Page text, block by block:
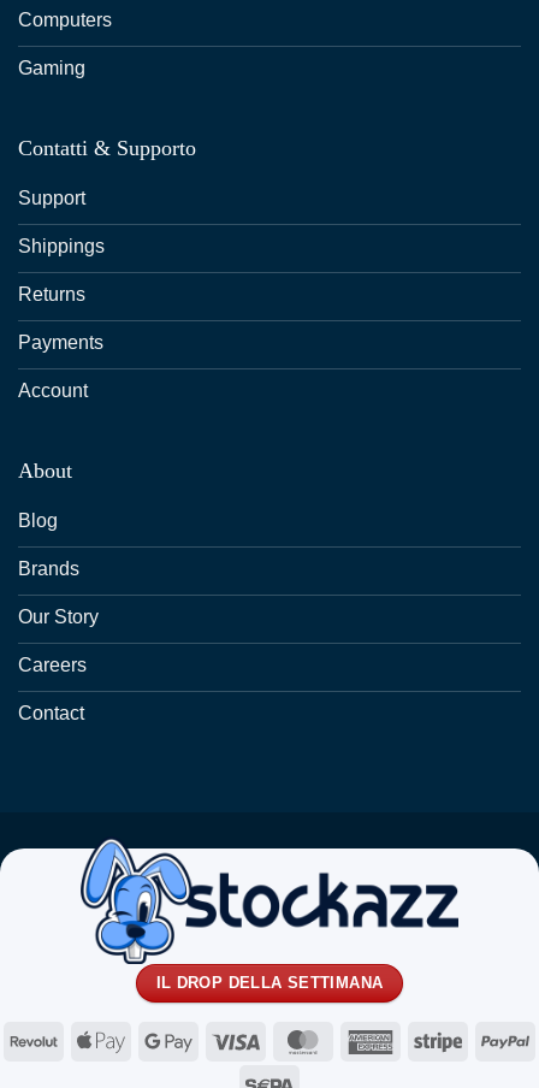
Computers
Gaming
Contatti & Supporto
Support
Shippings
Returns
Payments
Account
About
Blog
Brands
Our Story
Careers
Contact
IL DROP DELLA SETTIMANA
RevolutApple
Google
Visa MasterCardAmericanStripe